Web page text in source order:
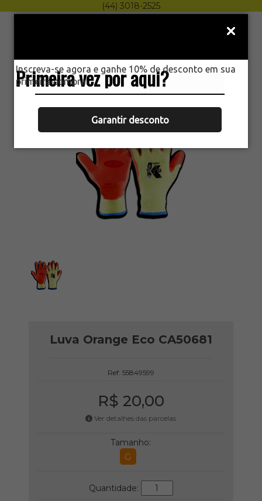
Primeira vez por aqui?
Inscreva-se agora e ganhe 10% de desconto em sua
primeira compra.
Garantir desconto
(44) 3018-2525
Menu
HOME LUVA ORANGE ECO CA50681
Luva Orange Eco CA50681
Ref: 55849599
R$ 20,00
Ver detalhes das parcelas
Tamanho:
G
Quantidade: